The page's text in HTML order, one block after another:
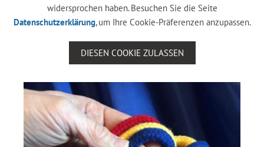
widersprochen haben. Besuchen Sie die Seite
Datenschutzerklärung, um Ihre Cookie-Präferenzen anzupassen.
DIESEN COOKIE ZULASSEN